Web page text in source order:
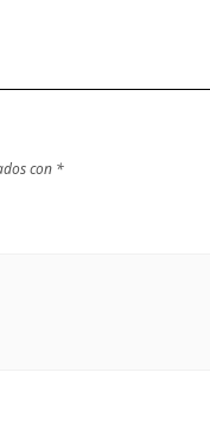
con *